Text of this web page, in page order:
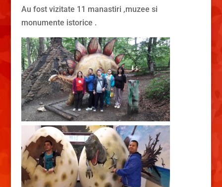
Au fost vizitate 11 manastiri ,muzee si
monumente istorice .